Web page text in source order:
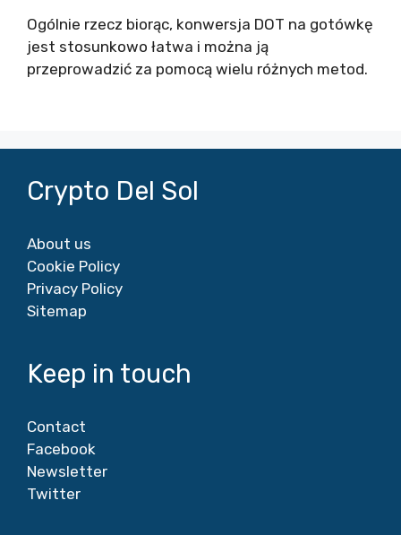
Ogólnie rzecz biorąc, konwersja DOT na gotówkę
jest stosunkowo łatwa i można ją
przeprowadzić za pomocą wielu różnych metod.
Crypto Del Sol
About us
Cookie Policy
Privacy Policy
Sitemap
Keep in touch
Contact
Facebook
Newsletter
Twitter